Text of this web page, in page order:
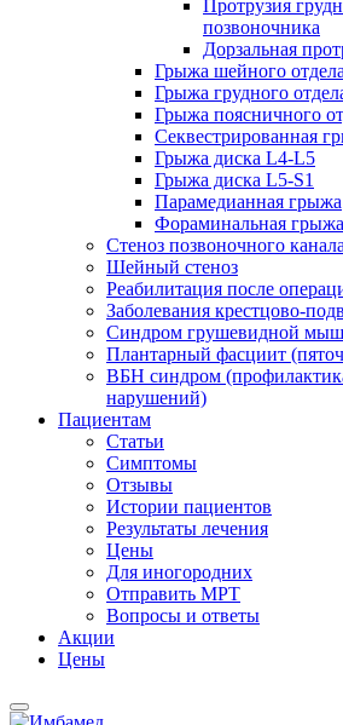
Протрузия
позвоночника
Дорзальная
Грыжа шейного отдела
Грыжа грудного
Грыжа поясничного
Секвестрированная
Грыжа диска L4-L5
Грыжа диска L5-S1
Парамедианная грыжа
Фораминальная грыжа
Стеноз позвоночного канала
Шейный стеноз
Реабилитация после
Заболевания крест­цово-
Синдром грушевидной
Плантарный фасциит
ВБН синдром
нарушений)
Пациентам
Статьи
Симптомы
Отзывы
Истории пациентов
Результаты лечения
Цены
Для иногородних
Отправить МРТ
Вопросы и ответы
Акции
Цены